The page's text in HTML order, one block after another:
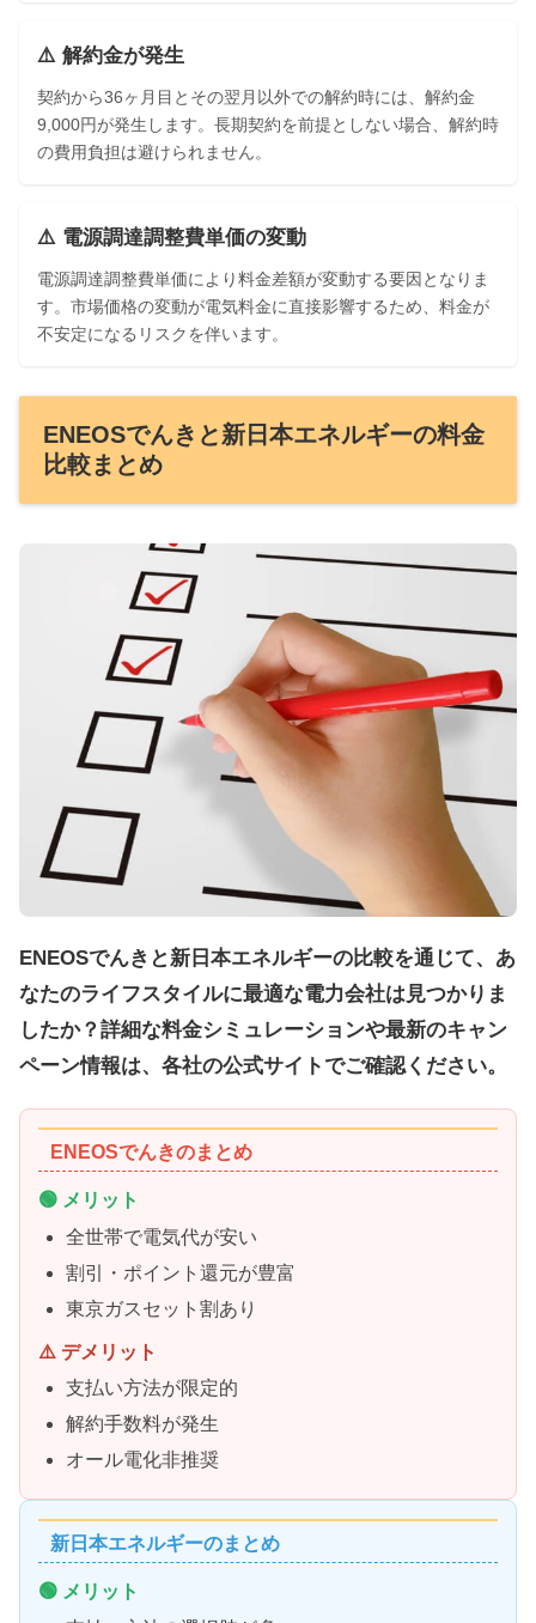
⚠️ 解約金が発生
契約から36ヶ月目とその翌月以外での解約時には、解約金
9,000円が発生します。長期契約を前提としない場合、解約時
の費用負担は避けられません。
⚠️ 電源調達調整費単価の変動
電源調達調整費単価により料金差額が変動する要因となりま
す。市場価格の変動が電気料金に直接影響するため、料金が
不安定になるリスクを伴います。
ENEOSでんきと新日本エネルギーの料金
比較まとめ
ENEOSでんきと新日本エネルギーの比較を通じて、あ
なたのライフスタイルに最適な電力会社は見つかりま
したか？詳細な料金シミュレーションや最新のキャン
ペーン情報は、各社の公式サイトでご確認ください。
ENEOSでんきのまとめ
🟢 メリット
全世帯で電気代が安い
割引・ポイント還元が豊富
東京ガスセット割あり
⚠️ デメリット
支払い方法が限定的
解約手数料が発生
オール電化非推奨
新日本エネルギーのまとめ
🟢 メリット